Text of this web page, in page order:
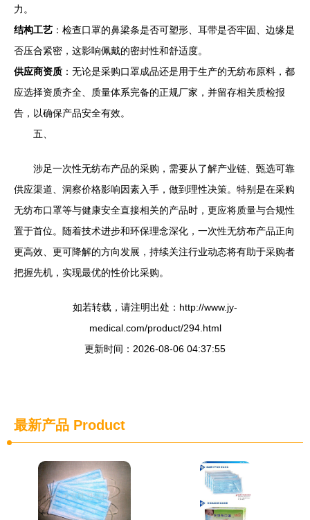
力。
结构工艺 ：检查口罩的鼻梁条是否可塑形、耳带是否牢固、边缘是
否压合紧密，这影响佩戴的密封性和舒适度。
供应商资质 ：无论是采购口罩成品还是用于生产的无纺布原料，都
应选择资质齐全、质量体系完备的正规厂家，并留存相关质检报
告，以确保产品安全有效。
五、
涉足一次性无纺布产品的采购，需要从了解产业链、甄选可靠
供应渠道、洞察价格影响因素入手，做到理性决策。特别是在采购
无纺布口罩等与健康安全直接相关的产品时，更应将质量与合规性
置于首位。随着技术进步和环保理念深化，一次性无纺布产品正向
更高效、更可降解的方向发展，持续关注行业动态将有助于采购者
把握先机，实现最优的性价比采购。
如若转载，请注明出处：http://www.jy-
medical.com/product/294.html
更新时间：2026-08-06 04:37:55
最新产品 Product